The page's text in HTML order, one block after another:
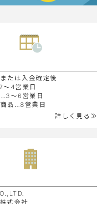
たは入金確定後
4営業日
～6営業日
品…8営業日
詳しく見る≫
式会社